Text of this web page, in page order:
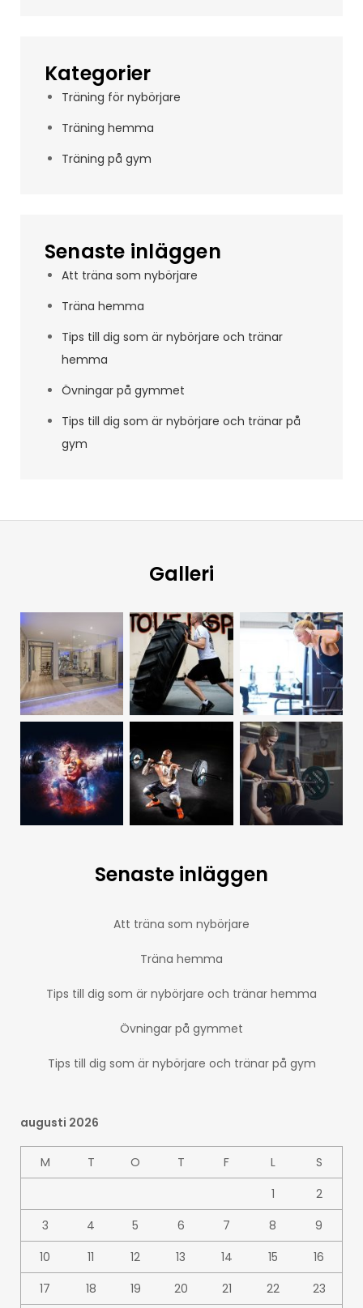
Kategorier
Träning för nybörjare
Träning hemma
Träning på gym
Senaste inläggen
Att träna som nybörjare
Träna hemma
Tips till dig som är nybörjare och tränar
hemma
Övningar på gymmet
Tips till dig som är nybörjare och tränar på
gym
Galleri
Senaste inläggen
Att träna som nybörjare
Träna hemma
Tips till dig som är nybörjare och tränar hemma
Övningar på gymmet
Tips till dig som är nybörjare och tränar på gym
augusti 2026
M T O T F L
S
1
2
3
4 5 6 7 8
9
10
11 12 13 14 15
16
17
18 19 20 21 22 23